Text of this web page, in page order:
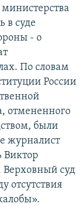
в суде
- о
По словам
России
отмененного
были
журналист
Виктор
суд
отсутствия